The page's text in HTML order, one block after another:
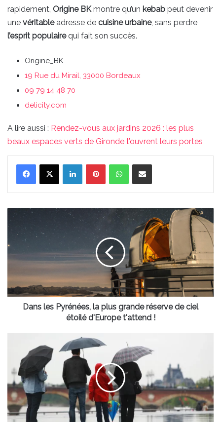
rapidement, Origine BKmontre qu’un kebab peut devenir
une véritable adresse de cuisine urbaine, sans perdre
l’esprit populairequi fait son succès.
Origine_BK
19 Rue du Mirail, 33000 Bordeaux
09 79 14 48 70
delicity.com
A lire aussi : Rendez-vous aux jardins 2026 : les plus
beaux espaces verts de Gironde t’ouvrent leurs portes
LinkedinPinterestWhatsAppPartager par email
Dans
les
Pyrénées,
la
plus
réserve
ciel
Dans les Pyrénées, la plus grande réserve de ciel
étoilé d'Europe t'attend !
prévisions
météo
du
mardi
19
mai
à
Bordeaux